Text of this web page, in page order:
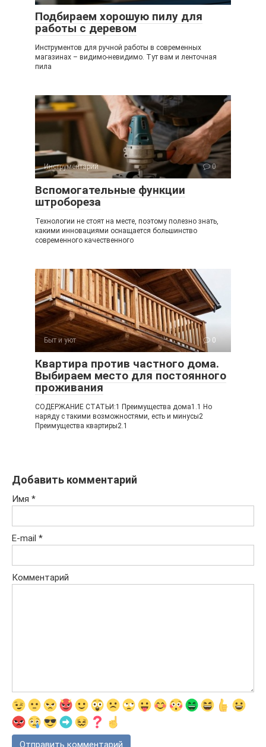
Подбираем хорошую пилу для
работы с деревом
Инструментов для ручной работы в современных
магазинах – видимо-невидимо. Тут вам и ленточная
пила
Инструментарий 0
Вспомогательные функции
штробореза
Технологии не стоят на месте, поэтому полезно знать,
какими инновациями оснащается большинство
современного качественного
Быт и уют 0
Квартира против частного дома.
Выбираем место для постоянного
проживания
СОДЕРЖАНИЕ СТАТЬИ:1 Преимущества дома1.1 Но
наряду с такими возможностями, есть и минусы2
Преимущества квартиры2.1
Добавить комментарий
Имя *
E-mail *
Комментарий